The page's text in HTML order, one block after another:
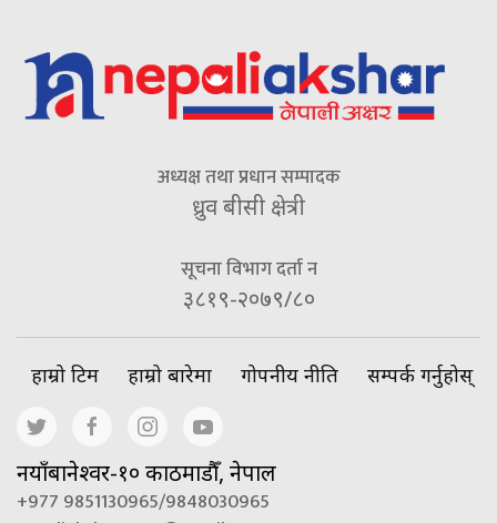
अध्यक्ष तथा प्रधान सम्पादक
ध्रुव बीसी क्षेत्री
सूचना विभाग दर्ता न
३८१९-२०७९/८०
हाम्रो टिम हाम्रो बारेमा गोपनीय नीति सम्पर्क गर्नुहोस्
नयाँबानेश्वर-१० काठमाडौँ, नेपाल
+977 9851130965/9848030965